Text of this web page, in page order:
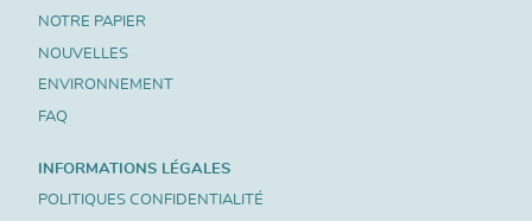
NOTRE PAPIER
NOUVELLES
ENVIRONNEMENT
FAQ
INFORMATIONS LÉGALES
POLITIQUES CONFIDENTIALITÉ